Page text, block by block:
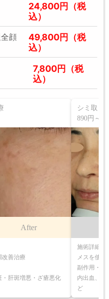
24,800円（税
込）
顔
49,800円（税
込）
7,800円（税
込）
After
改善治療
肝斑増悪・ざ瘡悪化
シミ取り
890円～
施術詳細
メスを使わ
副作用・リ
内出血、発
ど